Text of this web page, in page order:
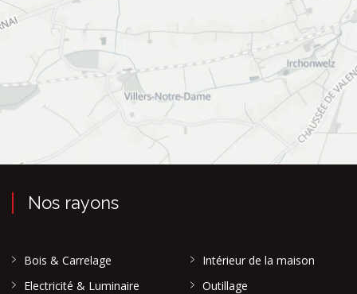
Nos rayons
Bois & Carrelage
Electricité & Luminaire
Intérieur de la maison
Outillage